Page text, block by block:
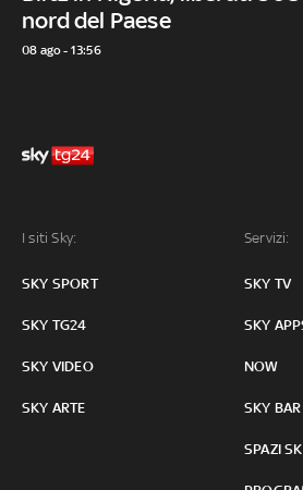
nord del Paese
08 ago - 13:56
I siti Sky:
SKY SPORT
SKY TG24
SKY VIDEO
SKY ARTE
Servizi:
SKY TV
SKY
NOW
SKY BAR
SPAZI